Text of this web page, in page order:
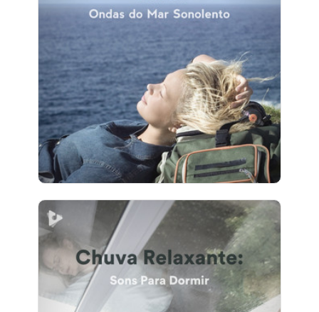
Sonolento
Info
Jogar
4 seguidores
Chuva Relaxante: Sons Para
Dormir